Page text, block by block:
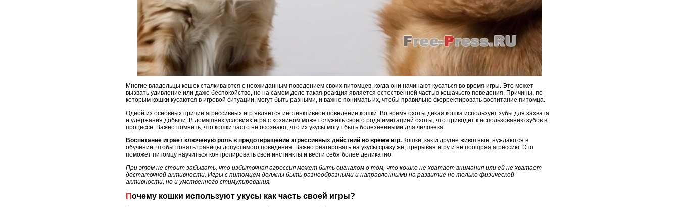
Многие владельцы кошек сталкиваются с неожиданным поведением своих питомцев, когда они начинают кусаться во время игры. Это может
вызвать удивление или даже беспокойство, но на самом деле такая реакция является естественной частью кошачьего поведения. Причины, по
которым кошки кусаются в игровой ситуации, могут быть разными, и важно понимать их, чтобы правильно скорректировать воспитание питомца.
Одной из основных причин агрессивных игр является инстинктивное поведение кошки. Во время охоты дикая кошка использует зубы для захвата
и удержания добычи. В домашних условиях игра с хозяином может служить своего рода имитацией охоты, что приводит к использованию зубов в
процессе. Важно помнить, что кошки часто не осознают, что их укусы могут быть болезненными для человека.
Воспитание играет ключевую роль в предотвращении агрессивных действий во время игр. Кошки, как и другие животные, нуждаются в
обучении, чтобы понять границы допустимого поведения. Важно реагировать на укусы сразу же, прерывая игру и не поощряя агрессию. Это
поможет питомцу научиться контролировать свои инстинкты и вести себя более деликатно.
При этом не стоит забывать, что избыточная агрессия может быть сигналом о том, что кошке не хватает внимания или ей не хватает
достаточной активности. Игры с питомцем должны быть разнообразными и направленными на развитие не только физической
активности, но и умственного стимулирования.
Почему кошки используют укусы как часть своей игры?